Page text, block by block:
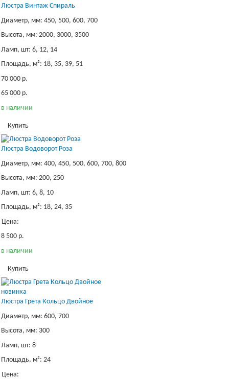
Люстра Винтаж Спираль
Диаметр, мм: 450, 500, 600, 700
Высота, мм: 2000, 3000, 3500
Ламп, шт: 6, 12, 14
Площадь, м²: 18, 35, 39, 51
70 000 р.
65 000 р.
в наличии
Купить
Люстра Водоворот Роза
Диаметр, мм: 400, 450, 500, 600, 700, 800
Высота, мм: 200, 250
Ламп, шт: 6, 8, 10
Площадь, м²: 18, 24, 35
Цена:
8 500 р.
в наличии
Купить
новинка
Люстра Грета Кольцо Двойное
Диаметр, мм: 600, 700
Высота, мм: 300
Ламп, шт: 8
Площадь, м²: 24
Цена: